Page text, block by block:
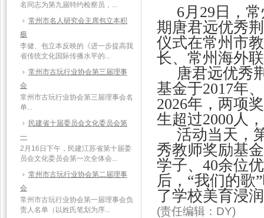
名同志为第九届特约检察员，...
常州市名人研究会主席包立本积
极
李健、包立本反映的《进一步提高我
省传统文化国际传播水平的...
常州市古玩行业协会第三届理事
会
常州市古玩行业协会第三届理事会名
单...
民建省十届委员会文化委员会第
一
2月16日下午，民建江苏省第十届委
员会文化委员会第一次全体会...
常州市古玩行业协会第二届理事
会
常州市古玩行业协会第一届理事会负
责人名单（以姓氏笔划为序...
6月29日，
期唐君远优秀
仪式在常州市
长、常州海外
唐君远优秀
基金于2017年
2026年，两项
生超过2000人
活动当天，
秀教师奖励基
学子、40余位
后，“我们的歌
了学校美育浸
(责任编辑：DY)